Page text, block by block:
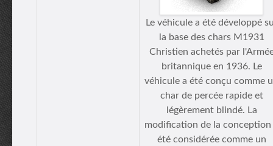
Le véhicule a été développé
la base des chars M1931
Christien achetés par
britannique en 1936. Le
véhicule a été conçu comme
char de percée rapide et
légèrement blindé. La
modification de la conception
été considérée comme un